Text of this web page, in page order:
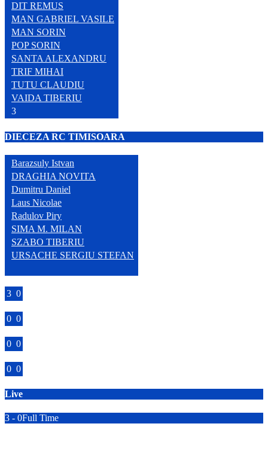
DIT REMUS
MAN GABRIEL VASILE
MAN SORIN
POP SORIN
SANTA ALEXANDRU
TRIF MIHAI
TUTU CLAUDIU
VAIDA TIBERIU
3
DIECEZA RC TIMISOARA
Barazsuly Istvan
DRAGHIA NOVITA
Dumitru Daniel
Laus Nicolae
Radulov Piry
SIMA M. MILAN
SZABO TIBERIU
URSACHE SERGIU STEFAN
3 0
0 0
0 0
0 0
Live
3 - 0Full Time